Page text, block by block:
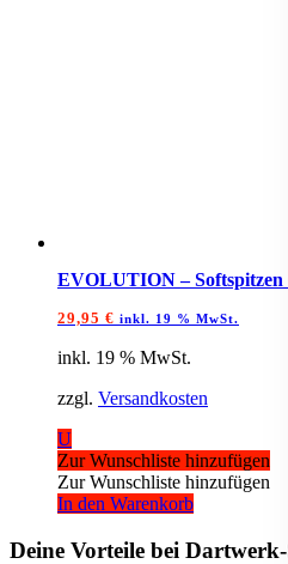
EVOLUTION – Softspitzen
29,95 € inkl. 19 % MwSt.
inkl. 19 % MwSt.
zzgl. Versandkosten
U
Zur Wunschliste hinzufügen
Zur Wunschliste hinzufügen
In den Warenkorb
Deine Vorteile bei